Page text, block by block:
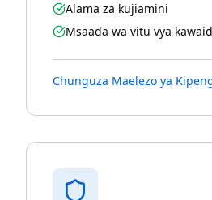
Alama za kujiamini
Msaada wa vitu vya
Chunguza Maelezo ya